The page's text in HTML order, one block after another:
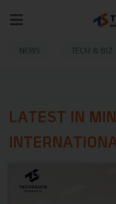
NEWS TECH & BIZ
LATEST IN